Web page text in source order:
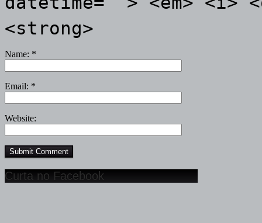
<strong>
Name: *
Email: *
Website:
Curta no Facebook